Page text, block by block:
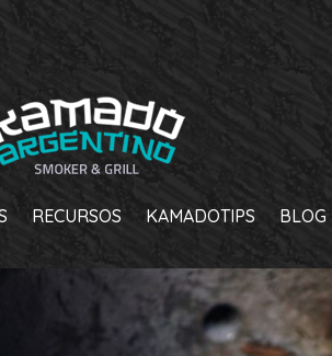
RECURSOS KAMADOTIPS BLOG